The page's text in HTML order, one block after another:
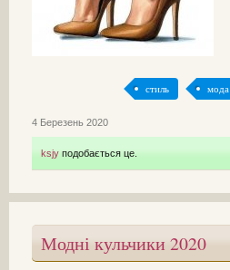
стиль мода
4 Березень 2020
ksjy подобається це.
Модні кульчики 2020